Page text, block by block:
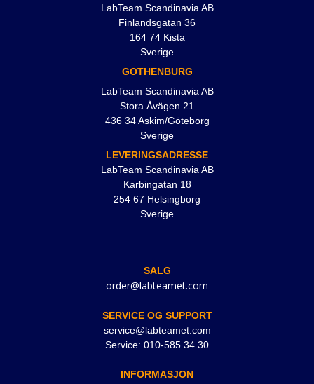
LabTeam Scandinavia AB
Finlandsgatan 36
164 74 Kista
Sverige
GOTHENBURG
LabTeam Scandinavia AB
Stora Åvägen 21
436 34 Askim/Göteborg
Sverige
LEVERINGSADRESSE
LabTeam Scandinavia AB
Karbingatan 18
254 67 Helsingborg
Sverige
SALG
order@labteamet.com
SERVICE OG SUPPORT
service@labteamet.com
Service: 010-585 34 30
INFORMASJON